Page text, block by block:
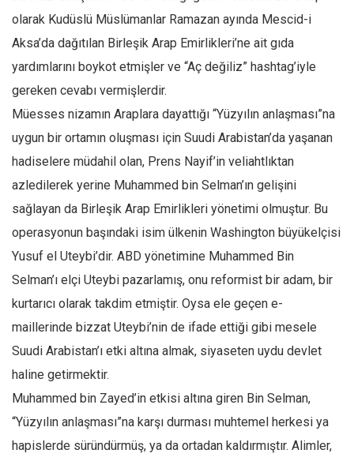
Hayat
Türkiye
Siyaset
Dünya
Avrupa
Asya
Afrika
İslam Dünyası
Amerika
Tarih
Düşünce
Dosyalar
olarak Kudüslü Müslümanlar Ramazan ayında Mescid-i
Aksa’da dağıtılan Birleşik Arap Emirlikleri’ne ait gıda
yardımlarını boykot etmişler ve “Aç değiliz” hashtag’iyle
gereken cevabı vermişlerdir.
Müesses nizamın Araplara dayattığı “Yüzyılın anlaşması”na
uygun bir ortamın oluşması için Suudi Arabistan’da yaşanan
hadiselere müdahil olan, Prens Nayif’in veliahtlıktan
azledilerek yerine Muhammed bin Selman’ın gelişini
sağlayan da Birleşik Arap Emirlikleri yönetimi olmuştur. Bu
operasyonun başındaki isim ülkenin Washington büyükelçisi
Yusuf el Uteybi’dir. ABD yönetimine Muhammed Bin
Selman’ı elçi Uteybi pazarlamış, onu reformist bir adam, bir
kurtarıcı olarak takdim etmiştir. Oysa ele geçen e-
maillerinde bizzat Uteybi’nin de ifade ettiği gibi mesele
Suudi Arabistan’ı etki altına almak, siyaseten uydu devlet
haline getirmektir.
Muhammed bin Zayed’in etkisi altına giren Bin Selman,
“Yüzyılın anlaşması”na karşı durması muhtemel herkesi ya
hapislerde süründürmüş, ya da ortadan kaldırmıştır. Alimler,